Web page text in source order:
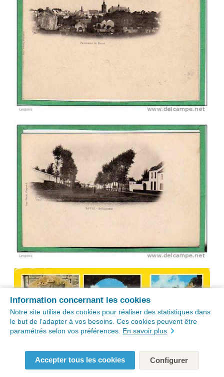
Information concernant les cookies
Notre site utilise des cookies pour réaliser des statistiques dans
le but de l’adapter à vos besoins. Ces cookies peuvent être
paramétrés selon vos préférences. En savoir plus
Accepter tous les cookies Configurer